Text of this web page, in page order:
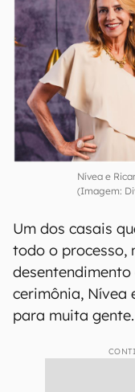
Nívea e
(Imagem:
Um dos casais
todo o processo,
cerimônia, Nívea
para muita gente.